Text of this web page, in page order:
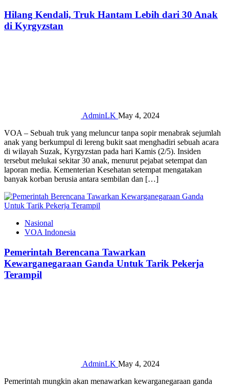
Hilang Kendali, Truk Hantam Lebih dari 30 Anak
di Kyrgyzstan
AdminLK May 4, 2024
VOA – Sebuah truk yang meluncur tanpa sopir menabrak sejumlah
anak yang berkumpul di lereng bukit saat menghadiri sebuah acara
di wilayah Suzak, Kyrgyzstan pada hari Kamis (2/5). Insiden
tersebut melukai sekitar 30 anak, menurut pejabat setempat dan
laporan media. Kementerian Kesehatan setempat mengatakan
banyak korban berusia antara sembilan dan […]
Nasional
VOA Indonesia
Pemerintah Berencana Tawarkan
Kewarganegaraan Ganda Untuk Tarik Pekerja
Terampil
AdminLK May 4, 2024
Pemerintah mungkin akan menawarkan kewarganegaraan ganda